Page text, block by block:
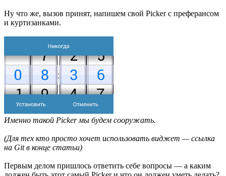
Ну что же, вызов принят, напишем свой Picker с преферансом
и куртизанками.
Именно такой Picker мы будем сооружать.
(Для тех кто просто хочет использовать виджет — ссылка
на Git в конце статьи)
Первым делом пришлось ответить себе вопросы — а каким